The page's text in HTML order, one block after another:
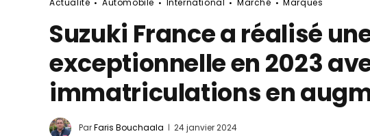
Actualité Automobile International Marché Marques
Suzuki France a réalisé
exceptionnelle en 2023
immatriculations en
ParFaris Bouchaala 24 janvier 2024